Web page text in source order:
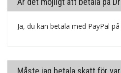
Ja, du kan betala med PayPal
Måste jag betala skatt för